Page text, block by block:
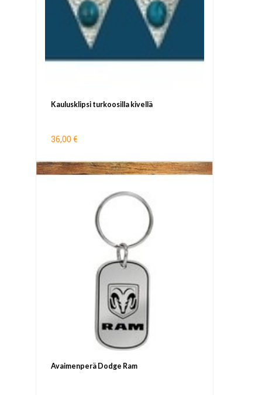
Kaulusklipsi turkoosilla kivellä
36,00 €
Avaimenperä Dodge Ram